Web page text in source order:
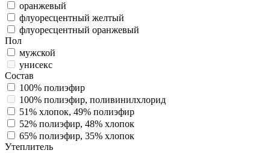
оранжевый
флуоресцентный желтый
флуоресцентный оранжевый
Пол
мужской
унисекс
Состав
100% полиэфир
100% полиэфир, поливинилхлорид
51% хлопок, 49% полиэфир
52% полиэфир, 48% хлопок
65% полиэфир, 35% хлопок
Утеплитель